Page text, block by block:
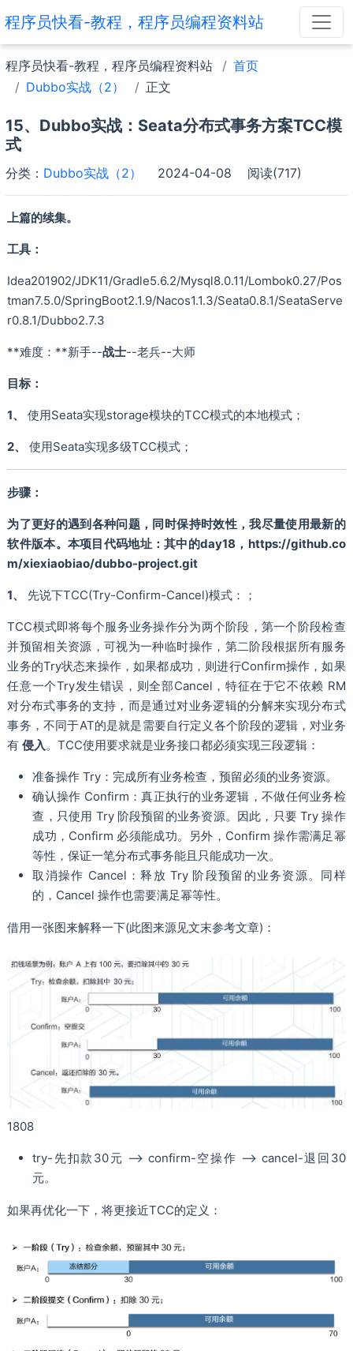
程序员快看-教程，程序员编程资料站
程序员快看-教程，程序员编程资料站
首页
Dubbo实战（2）
正文
15、Dubbo实战：Seata分布式事务方案TCC模
式
分类： Dubbo实战（2） 2024-04-08 阅读(717)
上篇的续集。
工具：
Idea201902/JDK11/Gradle5.6.2/Mysql8.0.11/Lombok0.27/Pos
tman7.5.0/SpringBoot2.1.9/Nacos1.1.3/Seata0.8.1/SeataServe
r0.8.1/Dubbo2.7.3
**难度：**新手--战士--老兵--大师
目标：
1、 使用Seata实现storage模块的TCC模式的本地模式；
2、 使用Seata实现多级TCC模式；
步骤：
为了更好的遇到各种问题，同时保持时效性，我尽量使用最新的
软件版本。本项目代码地址：其中的day18，https://github.co
m/xiexiaobiao/dubbo-project.git
1、 先说下TCC(Try-Confirm-Cancel)模式：；
TCC模式即将每个服务业务操作分为两个阶段，第一个阶段检查
并预留相关资源，可视为一种临时操作，第二阶段根据所有服务
业务的Try状态来操作，如果都成功，则进行Confirm操作，如果
任意一个Try发生错误，则全部Cancel，特征在于它不依赖 RM
对分布式事务的支持，而是通过对业务逻辑的分解来实现分布式
事务，不同于AT的是就是需要自行定义各个阶段的逻辑，对业务
有侵入。TCC使用要求就是业务接口都必须实现三段逻辑：
准备操作 Try：完成所有业务检查，预留必须的业务资源。
确认操作 Confirm：真正执行的业务逻辑，不做任何业务检
查，只使用 Try 阶段预留的业务资源。因此，只要 Try 操作
成功，Confirm 必须能成功。另外，Confirm 操作需满足幂
等性，保证一笔分布式事务能且只能成功一次。
取消操作 Cancel：释放 Try 阶段预留的业务资源。同样
的，Cancel 操作也需要满足幂等性。
借用一张图来解释一下(此图来源见文末参考文章)：
1808
try-先扣款30元 --> confirm-空操作 --> cancel-退回30
元。
如果再优化一下，将更接近TCC的定义：